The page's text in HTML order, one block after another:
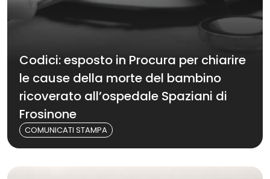
Codici: esposto in Procura per chiarire
le cause della morte del bambino
ricoverato all’ospedale Spaziani di
Frosinone
COMUNICATI STAMPA